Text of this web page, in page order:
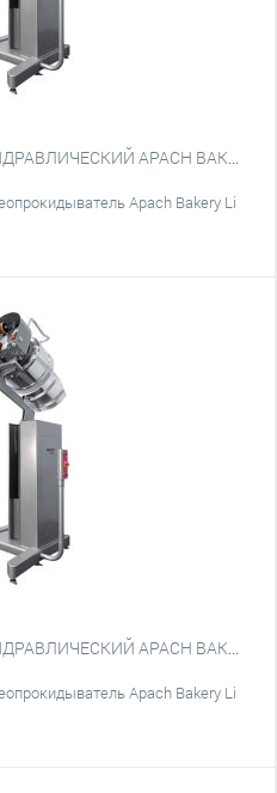
ДЕЖЕОПРОКИДЫВАТЕЛЬ ГИДРАВЛИЧЕСКИЙ APACH BAKERY LINE T1900
Apach Bakery Li
ДЕЖЕОПРОКИДЫВАТЕЛЬ ГИДРАВЛИЧЕСКИЙ APACH BAKERY LINE T1400
Apach Bakery Li